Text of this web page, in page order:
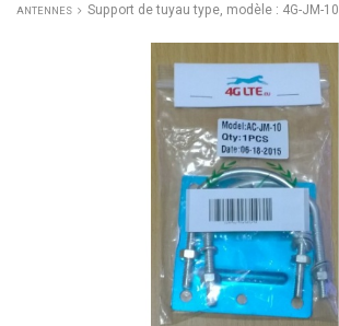
ANTENNES Support de tuyau type, modèle : 4G-JM-10